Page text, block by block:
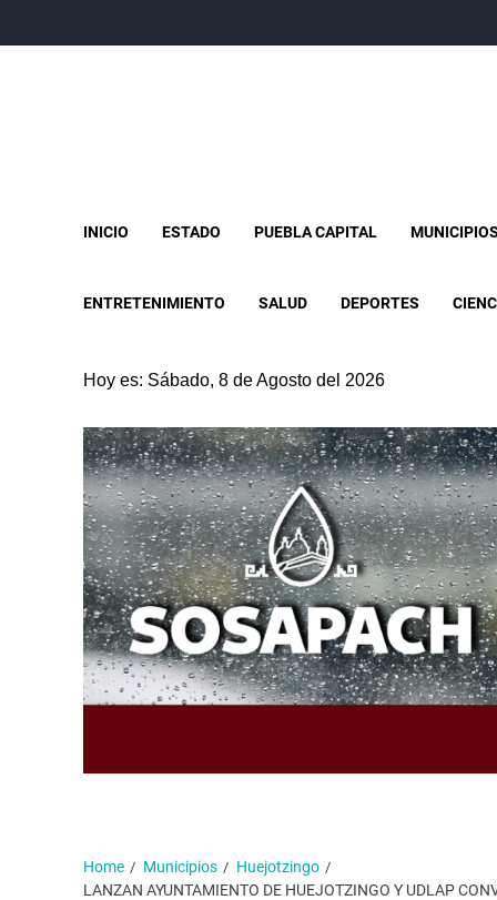
INICIO ESTADO PUEBLA CAPITAL MUNICIPIOS
ENTRETENIMIENTO SALUD DEPORTES
Hoy es: Sábado, 8 de Agosto del 2026
Home Municipios
Huejotzingo
LANZAN AYUNTAMIENTO DE HUEJOTZINGO Y UDLAP